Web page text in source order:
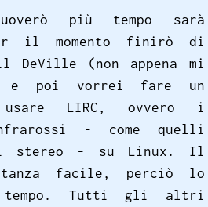
più tempo sarà
il momento finirò di
DeVille (non appena mi
e poi vorrei fare un
LIRC, ovvero i
- come quelli
stereo - su Linux. Il
facile, perciò lo
tempo. Tutti gli altri